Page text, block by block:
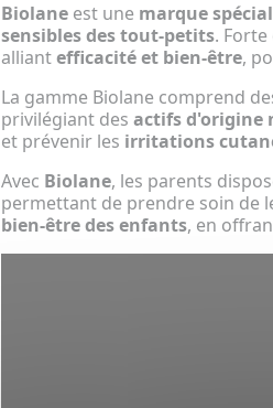
Biolane est une marque
sensibles des tout-petits.
alliantefficacité et bien-être,
La gamme Biolane comprend
privilégiant des actifs d'origine
et prévenir les irritations
Avec Biolane, les parents
permettant de prendre soin de
bien-être des enfants, en